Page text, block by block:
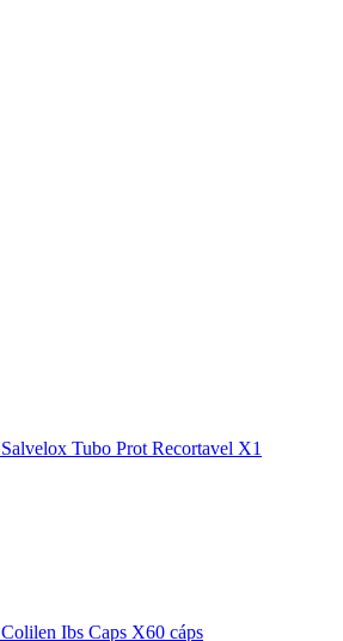
Salvelox Tubo Prot Recortavel X1
Colilen Ibs Caps X60 cáps